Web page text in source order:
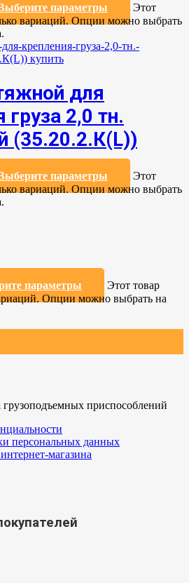
параметры
Этот
вариаций. Опции можно выбрать
для
груза 2,0 тн.
(35.20.2.К(L))
параметры
Этот
вариаций. Опции можно выбрать
параметры
Этот товар
Опции можно выбрать на
приспособлений
персональных данных
магазина